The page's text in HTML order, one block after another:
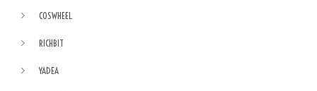
COSWHEEL
RICHBIT
YADEA